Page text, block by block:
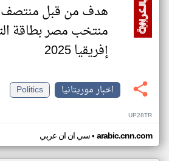
هدف من قبل منتصف
منتخب مصر بطاقة
إفريقيا 2025
اخبار موريتانيا
Politics
UP28TR
سي ان ان عربي• arabic.cnn.com